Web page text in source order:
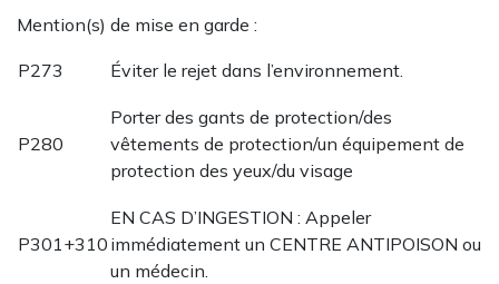
Mention(s) de mise en garde :
P273 Éviter le rejet dans l’environnement.
P280
Porter des gants de protection/des
vêtements de protection/un équipement de
protection des yeux/du visage
P301+310
EN CAS D’INGESTION : Appeler
immédiatement un CENTRE ANTIPOISON ou
un médecin.